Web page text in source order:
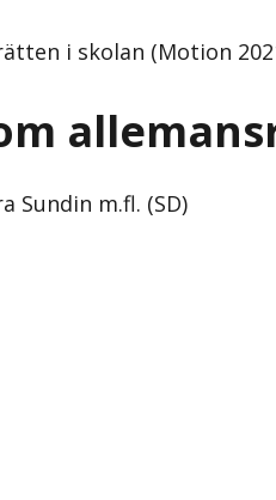
i skolan (Motion
Sundin m.fl. (SD)